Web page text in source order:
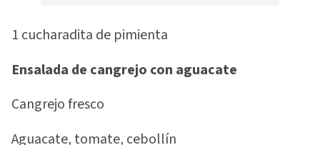
1 cucharadita de pimienta
Ensalada de cangrejo con aguacate
Cangrejo fresco
Aguacate, tomate, cebollín